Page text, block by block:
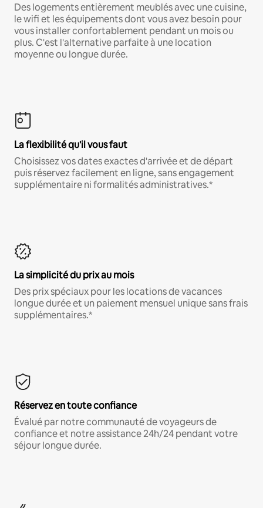
Des logements entièrement meublés avec une cuisine,
le wifi et les équipements dont vous avez besoin pour
vous installer confortablement pendant un mois ou
plus. C'est l'alternative parfaite à une location
moyenne ou longue durée.
La flexibilité qu'il vous faut
Choisissez vos dates exactes d'arrivée et de départ
puis réservez facilement en ligne, sans engagement
supplémentaire ni formalités administratives.*
La simplicité du prix au mois
Des prix spéciaux pour les locations de vacances
longue durée et un paiement mensuel unique sans frais
supplémentaires.*
Réservez en toute confiance
Évalué par notre communauté de voyageurs de
confiance et notre assistance 24h/24 pendant votre
séjour longue durée.